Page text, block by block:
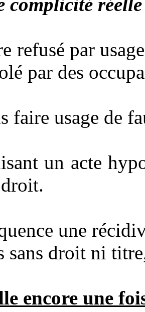
refusé par
par des
faire usage de
un acte
une
sans droit ni
encore une